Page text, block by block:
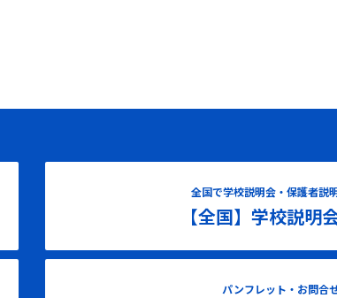
全国で学校説明会・保護者説
【全国】学校説明
パンフレット・お問合